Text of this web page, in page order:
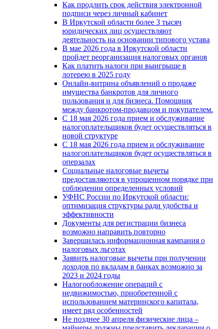
Как продлить срок действия электронной
подписи через личный кабинет
В Иркутской области более 3 тысяч
юридических лиц осуществляют
деятельность на основании типового устава
В мае 2026 года в Иркутской области
пройдет реорганизация налоговых органов
Как платить налоги при выигрыше в
лотерею в 2025 году
Онлайн-витрина объявлений о продаже
имущества банкротов для личного
пользования и для бизнеса. Помощник
между банкротом-продавцом и покупателем.
С 18 мая 2026 года прием и обслуживание
налогоплательщиков будет осуществляться в
новой стpyктype
С 18 мая 2026 года прием и обслуживание
налогоплательщиков будет осуществляться в
оперзалах
Социальные налоговые вычеты
предоставляются в упрощенном порядке при
соблюдении определенных условий
УФНС России по Иркутской области:
оптимизация структуры ради удобства и
эффективности
Документы для регистрации бизнеса
возможно направить повторно
Завершилась информационная кампания о
налоговых льготах
Заявить налоговые вычеты при получении
доходов по вкладам в банках возможно за
2023 и 2024 годы
Налогообложение операций с
недвижимостью, приобретенной с
использованием материнского капитала,
имеет ряд особенностей
Не позднее 30 апреля физические лица –